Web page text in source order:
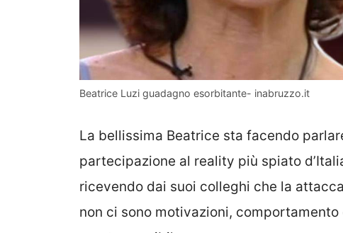
Beatrice Luzi guadagno esorbitante- inabruzzo.it
La bellissima Beatrice sta facendo
partecipazione al reality più spiato
ricevendo dai suoi colleghi che la
non ci sono motivazioni,